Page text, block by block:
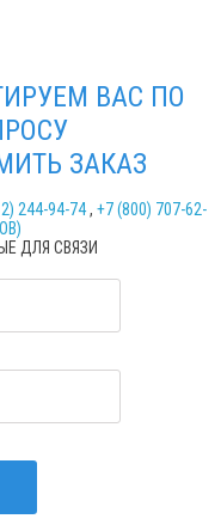
ВАС ПО
ЗАКАЗ
244-94-74, +7 (800) 707-62-
ДЛЯ СВЯЗИ